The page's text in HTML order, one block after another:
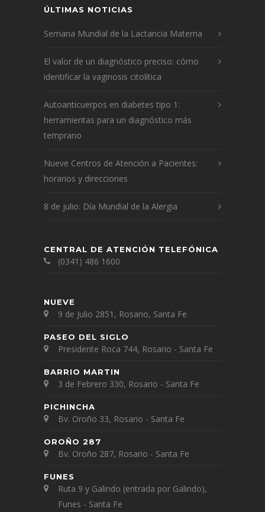
ÚLTIMAS NOTICIAS
Semana Mundial de la Lactancia Materna
El valor de un diagnóstico preciso: cómo
identificar la vaginosis citolítica
Autoanticuerpos en diabetes tipo 1:
herramientas para un diagnóstico más
temprano
Nueve Centros de Atención a Pacientes:
horarios y direcciones
8 de julio: Día Mundial de la Alergia
CENTRAL DE ATENCIÓN TELEFÓNICA
(0341) 486 1600
NUEVE
9 de Julio 2851, Rosario, Santa Fe
PASEO DEL SIGLO
Presidente Roca 744, Rosario - Santa Fe
BARRIO MARTIN
3 de Febrero 330, Rosario - Santa Fe
PICHINCHA
Bv. Oroño 33, Rosario - Santa Fe
OROÑO 287
Bv. Oroño 287, Rosario - Santa Fe
FUNES
Ruta 9 y Galindo (entrada por Galindo),
Funes - Santa Fe